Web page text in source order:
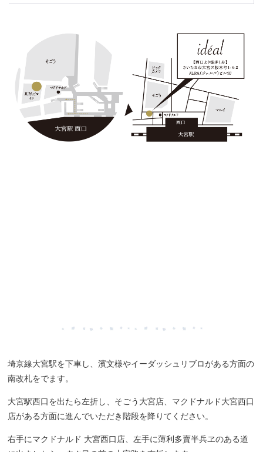
埼京線大宮駅を下車し、濱文様やイーダッシュリブロがある方面の
南改札をでます。
大宮駅西口を出たら左折し、そごう大宮店、マクドナルド大宮西口
店がある方面に進んでいただき階段を降りてください。
右手にマクドナルド 大宮西口店、左手に薄利多賣半兵ヱのある道